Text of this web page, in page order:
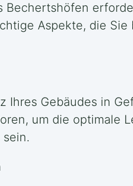
Bechertshöfen
Aspekte, die
Ihres Gebäudes in
um die optimale